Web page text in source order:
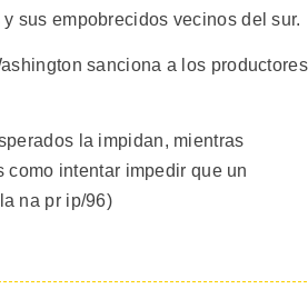
sus empobrecidos vecinos del sur.
sanciona a los productores
la impidan, mientras
intentar impedir que un
na pr ip/96)